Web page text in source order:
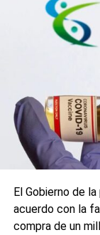
El Gobierno de
acuerdo con la
compra de un